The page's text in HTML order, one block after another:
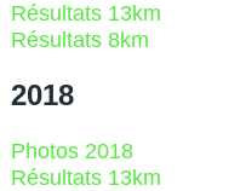
Résultats 13km
Résultats 8km
2018
Photos 2018
Résultats 13km